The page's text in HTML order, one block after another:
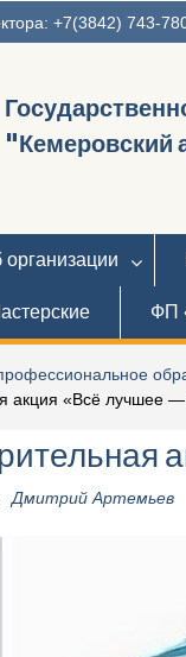
+7(3842) 743-
"Кемеровский
ФП
акция «Всё лучшее
Дмитрий Артемьев